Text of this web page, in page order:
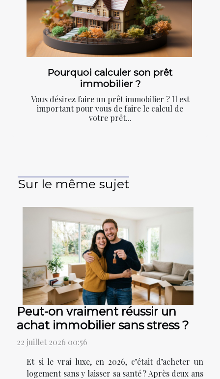
Pourquoi calculer son prêt
immobilier ?
Vous désirez faire un prêt immobilier ? Il est
important pour vous de faire le calcul de
votre prêt...
Sur le même sujet
Peut-on vraiment réussir un
achat immobilier sans stress ?
22 juillet 2026 00:56
Et si le vrai luxe, en 2026, c’était d’acheter un
logement sans y laisser sa santé ? Après deux ans